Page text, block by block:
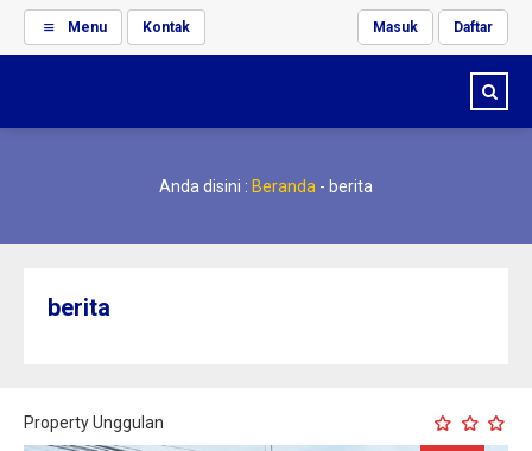
Menu Kontak Masuk Daftar
Anda disini : Beranda - berita
berita
Property Unggulan